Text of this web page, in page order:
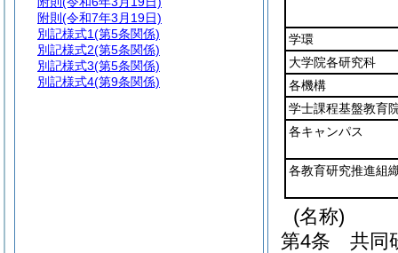
学環
大学院各研究科
各機構
学士課程基盤教育
各キャンパス
各教育研究推進組
(名称)
第4条
共同
附則 (令和7年3月19日)
別記様式1(第5条関係)
別記様式2(第5条関係)
別記様式3(第5条関係)
別記様式4(第9条関係)